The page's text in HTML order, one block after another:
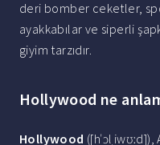
deri bomber ceketler,
ayakkabılar ve siperli
giyim tarzıdır.
Hollywood ne
Hollywood